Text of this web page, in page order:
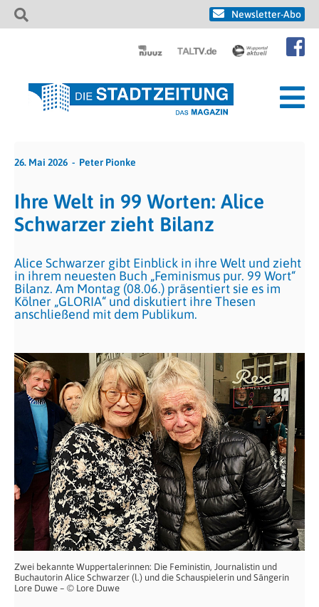
Newsletter-Abo
26. Mai 2026 Peter Pionke
Ihre Welt in 99 Worten: Alice
Schwarzer zieht Bilanz
Alice Schwarzer gibt Einblick in ihre Welt und zieht
in ihrem neuesten Buch „Feminismus pur. 99 Wort“
Bilanz. Am Montag (08.06.) präsentiert sie es im
Kölner „GLORIA“ und diskutiert ihre Thesen
anschließend mit dem Publikum.
Zwei bekannte Wuppertalerinnen: Die Feministin, Journalistin und
Buchautorin Alice Schwarzer (l.) und die Schauspielerin und Sängerin
Lore Duwe – © Lore Duwe